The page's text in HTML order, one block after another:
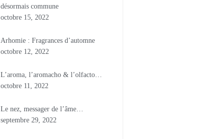
désormais commune
octobre 15, 2022
Arhomie : Fragrances d’automne
octobre 12, 2022
L’aroma, l’aromacho & l’olfacto…
octobre 11, 2022
Le nez, messager de l’âme…
septembre 29, 2022